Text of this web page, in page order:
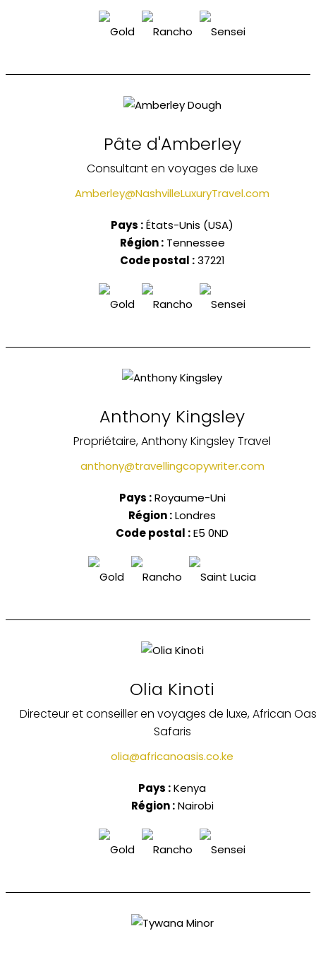
Pâte d'Amberley
Consultant en voyages de luxe
Amberley@NashvilleLuxuryTravel.com
Pays :États-Unis (USA)
Région : Tennessee
Code postal : 37221
Anthony Kingsley
Propriétaire, Anthony Kingsley Travel
anthony@travellingcopywriter.com
Pays : Royaume-Uni
Région :Londres
Code postal :E5 0ND
Olia Kinoti
Directeur et conseiller en voyages de luxe, African
Safaris
olia@africanoasis.co.ke
Pays :Kenya
Région : Nairobi